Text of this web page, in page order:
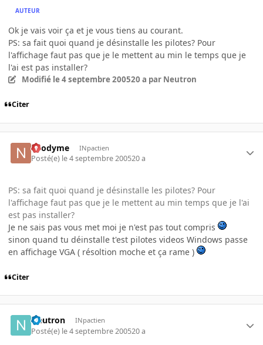
AUTEUR
Ok je vais voir ça et je vous tiens au courant.
PS: sa fait quoi quand je désinstalle les pilotes? Pour
l'affichage faut pas que je le mettent au min le temps que je
l'ai est pas installer?
Modifié le 4 septembre 200520 a par Neutron
Citer
neodyme INpactien
Posté(e) le 4 septembre 200520 a
PS: sa fait quoi quand je désinstalle les pilotes? Pour
l'affichage faut pas que je le mettent au min temps que je l'ai
est pas installer?
Je ne sais pas vous met moi je n'est pas tout compris
sinon quand tu déinstalle t'est pilotes videos Windows passe
en affichage VGA ( résoltion moche et ça rame )
Citer
Neutron INpactien
Posté(e) le 4 septembre 200520 a